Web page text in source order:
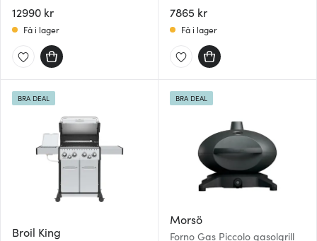
sidobrännare
12990 kr
Få i lager
7865 kr
Få i lager
Broil King
BRA DEAL
Morsö
Forno Gas Piccolo gasolgrill
BRA DEAL